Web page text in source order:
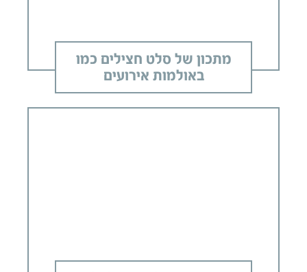
מתכון של סלט חצילים כמו
באולמות אירועים